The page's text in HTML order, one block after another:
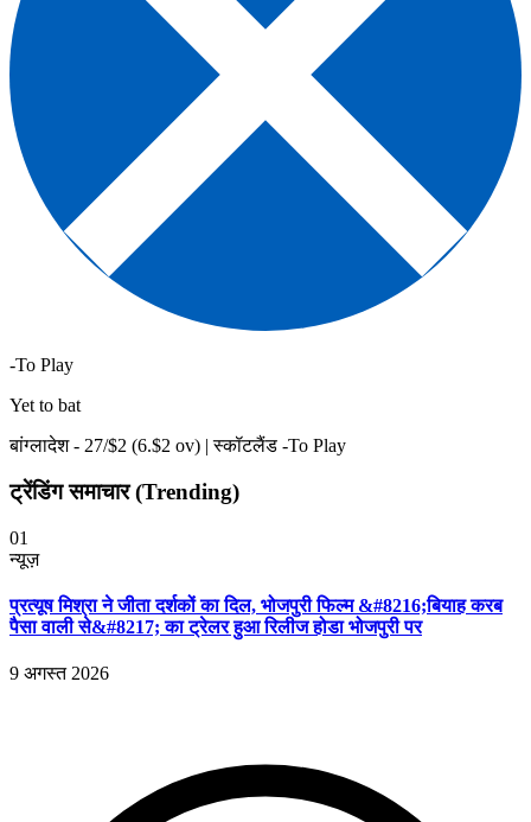
-To Play
Yet to bat
बांग्लादेश - 27/$2 (6.$2 ov) | स्कॉटलैंड -To Play
ट्रेंडिंग समाचार (Trending)
01
न्यूज़
प्रत्यूष मिश्रा ने जीता दर्शकों का दिल, भोजपुरी फिल्म &#8216;बियाह करब
पैसा वाली से&#8217; का ट्रेलर हुआ रिलीज होडा भोजपुरी पर
9 अगस्त 2026